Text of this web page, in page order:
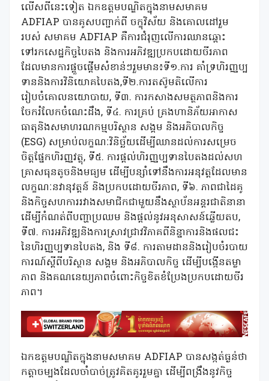
លើសពីនេះទៀត ឯកឧត្តមបណ្ឌិតក្នុងនាមសមាគម
ADFIAP បានគូសបញ្ជាក់ពី ចក្ខុវិស័យ និងគោលដៅរួម
របស់ សមាគម ADFIAP គឺការជំរុញលើការឈានឆ្ពោះ
ទៅរកសេដ្ឋកិច្ចបៃតង និងការអភិវឌ្ឍប្រកបដោយចីរភាព
ដែលមានការផ្តួចផ្តើមសំខាន់ៗរួមមាន៖ទី១.ការ គាំទ្រហិរញ្ញប្ប
ទាននិងការវិនិយោគបៃតង,ទី២.ការតស៊ូមតិលើការ
រៀបចំគោលនយោបាយ, ទី៣. ការកសាងសមត្ថភាពនិងការ
ចែករំលែកចំណេះដឹង, ទី៤. ការគ្រប់ គ្រងហានិភ័យអាកាស
ធាតុនិងសមាហរណកម្មបរិស្ថាន សង្គម និងអភិបាលកិច្ច
(ESG) សម្រាប់លក្ខណៈវិនិច្ឆ័យដើម្បីឈានដល់ការសម្រេច
ចិត្តផ្នែកហិរញ្ញវត្ថុ, ទី៥. ការផ្តល់ហិរញ្ញប្បទានបៃតងដល់សហ
គ្រាសធុនតូចនិងមធ្យម ដើម្បីបន្សាំទៅនឹងការអនុវត្តដែលមាន
លក្ខណៈនវានុវត្តន៍ និងប្រកបដោយចីរភាព, ទី៦. ភាពជាដៃគូ
និងកិច្ចសហការរវាងសមាជិកជាមួយនឹងស្ថាប័នអន្តរជាតិនានា
ដើម្បីកំណត់ពីបញ្ហាប្រឈម និងផ្តល់នូវអនុសាសន៍ឆ្លើយតប,
ទី៧. ការអភិវឌ្ឍនិងការស្រាវជ្រាវវិភាគពីនិន្នាការនិងផលជះ
នៃហិរញ្ញប្បទានបៃតង, និង ទី៨. ការតាមដាននិងរៀបចំរបាយ
ការណ៍ស្តីពីបរិស្ថាន សង្គម និងអភិបាលកិច្ច ដើម្បីបង្កើនតម្លា
ភាព និងគណនេយ្យភាពចំពោះកិច្ចខិតខំប្រែងប្រកបដោយចីរ
ភាព។
ឯកឧត្តមបណ្ឌិតក្នុងនាមសមាគម ADFIAP បានសង្កត់ធ្ងន់ថា
កត្តាចម្បងដែលចាំបាច់ត្រូវគិតគូររួមគ្នា ដើម្បីពង្រឹងនូវកិច្ច